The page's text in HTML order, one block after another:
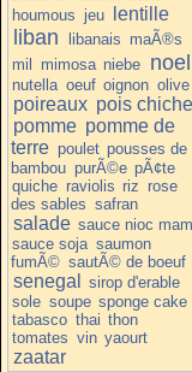
houmous jeu lentille
liban libanais maÃ®s
mil mimosa niebe noel
nutella oeuf oignon olive
poireaux pois chiche
pomme pomme de
terre poulet pousses de
bambou purÃ©e pÃ¢te
quiche raviolis riz rose
des sables safran
salade sauce nioc mam
sauce soja saumon
fumÃ© sautÃ© de boeuf
senegal
sirop d'erable
sole soupe sponge cake
tabasco thai thon
tomates vin yaourt
zaatar